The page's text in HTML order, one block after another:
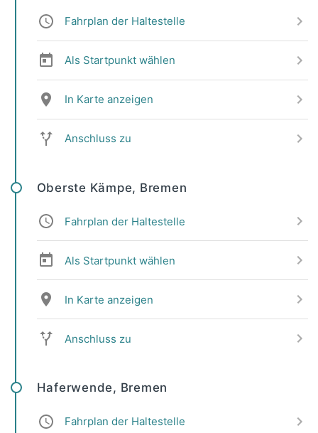
Fahrplan der Haltestelle
Als Startpunkt wählen
In Karte anzeigen
Anschluss zu
Oberste Kämpe, Bremen
Fahrplan der Haltestelle
Als Startpunkt wählen
In Karte anzeigen
Anschluss zu
Haferwende, Bremen
Fahrplan der Haltestelle